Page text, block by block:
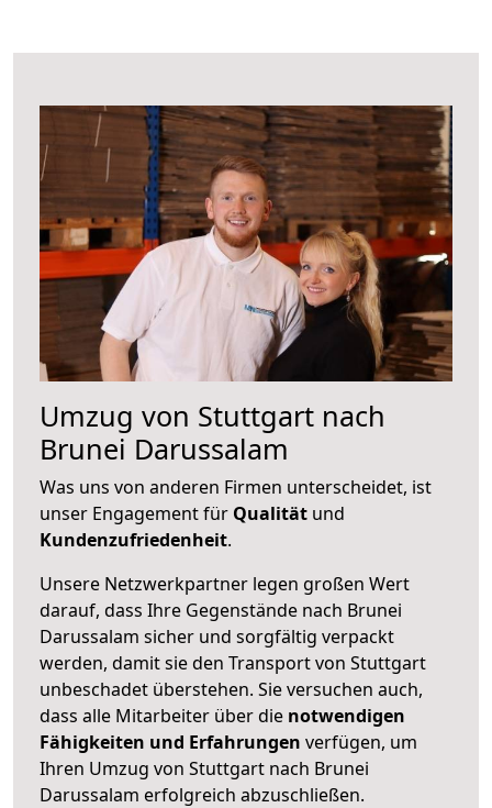
Umzug von Stuttgart nach
Brunei Darussalam
Was uns von anderen Firmen unterscheidet, ist
unser Engagement für Qualität und
Kundenzufriedenheit.
Unsere Netzwerkpartner legen großen Wert
darauf, dass Ihre Gegenstände nach Brunei
Darussalam sicher und sorgfältig verpackt
werden, damit sie den Transport von Stuttgart
unbeschadet überstehen. Sie versuchen auch,
dass alle Mitarbeiter über die notwendigen
Fähigkeiten und Erfahrungen verfügen, um
Ihren Umzug von Stuttgart nach Brunei
Darussalam erfolgreich abzuschließen.